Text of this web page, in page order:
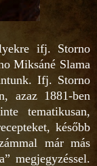
ifj. Storno
Miksáné Slama
Ifj. Storno
azaz 1881-ben
tematikusan,
később
már más
megjegyzéssel.